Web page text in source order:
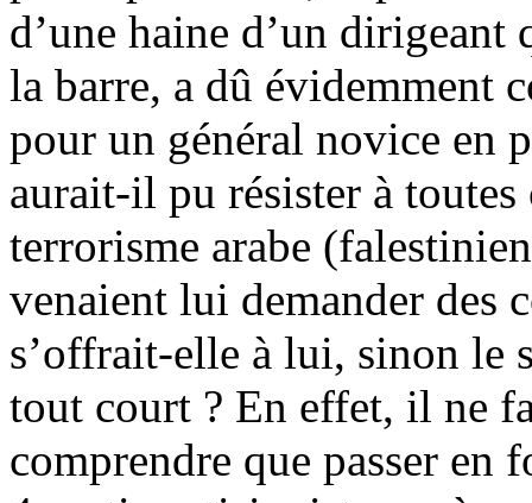
d’une haine d’un dirigeant
la barre, a dû évidemment
pour un général novice en
aurait-il pu résister à
terrorisme arabe (falestinien
venaient lui demander des
s’offrait-elle à lui, sinon le
tout court ? En effet, il ne
comprendre que passer en